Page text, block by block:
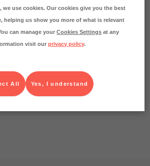
we use cookies. Our cookies give you the best
helping us show you more of what is relevant
can manage yourCookies Settings at any
visit ourprivacy policy.
Yes, I understand
All